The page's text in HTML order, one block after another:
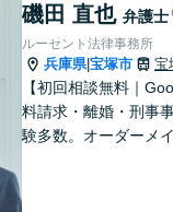
磯田 直也 弁護士
ルーセント法律事務所
兵庫県|宝塚市 宝
【初回相談無料｜
料請求・離婚・刑事
験多数。オーダーメ